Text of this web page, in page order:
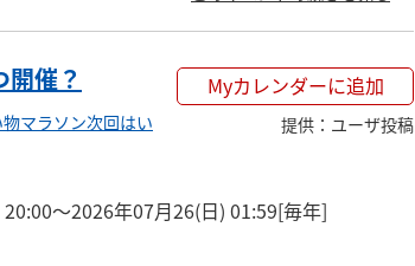
催？
マラソン次回はい
Myカレンダーに追加
提供 ： ユーザ投稿
〜2026年07月26(日) 01:59[毎年]